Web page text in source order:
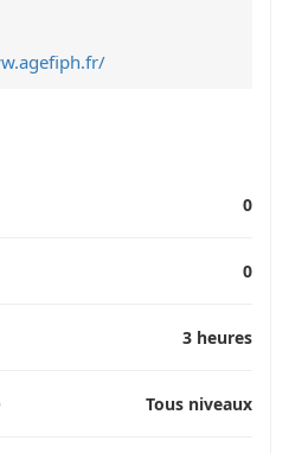
0
0
3 heures
Tous niveaux